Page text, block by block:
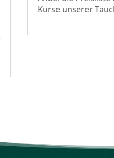
Kurse unserer